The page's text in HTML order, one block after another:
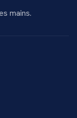
mains.